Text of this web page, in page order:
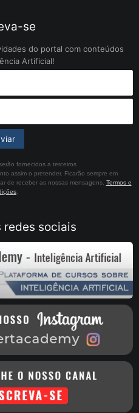
se
do portal com conteúdos
Artificial!
fornecidos a terceiros
assim o pretender. Ficarão sempre em
de receber as nossas mensagens. Termos e
redes sociais